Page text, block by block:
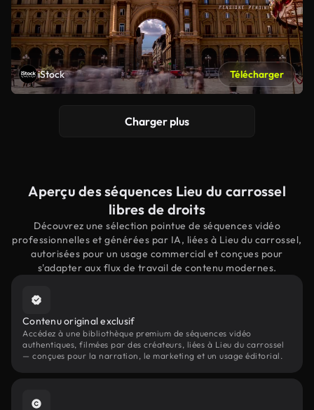
iStock Télécharger
Charger plus
Aperçu des séquences Lieu du carrossel
libres de droits
Découvrez une sélection pointue de séquences vidéo
professionnelles et générées par IA, liées à Lieu du carrossel,
autorisées pour un usage commercial et conçues pour
s'adapter aux flux de travail de contenu modernes.
Contenu original exclusif
Accédez à une bibliothèque premium de séquences vidéo
authentiques, filmées par des créateurs, liées à Lieu du carrossel
— conçues pour la narration, le marketing et un usage éditorial.